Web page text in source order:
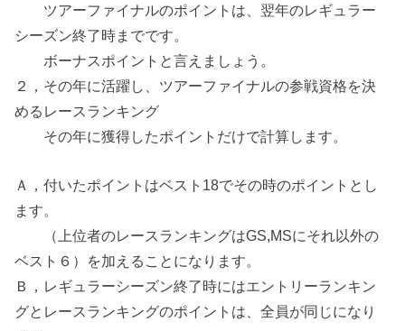
ツアーファイナルのポイントは、翌年のレギュラー
シーズン終了時までです。
ボーナスポイントと言えましょう。
２，その年に活躍し、ツアーファイナルの参戦資格を決
めるレースランキング
その年に獲得したポイントだけで計算します。
Ａ，付いたポイントはベスト18でその時のポイントとし
ます。
（上位者のレースランキングはGS,MSにそれ以外の
ベスト６）を加えることになります。
Ｂ，レギュラーシーズン終了時にはエントリーランキン
グとレースランキングのポイントは、全員が同じになり